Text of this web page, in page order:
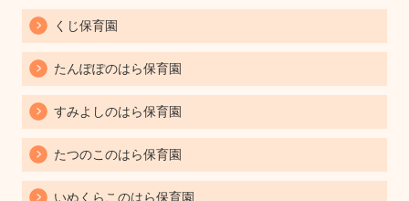
くじ保育園
たんぽぽのはら保育園
すみよしのはら保育園
たつのこのはら保育園
いぬくらこのはら保育園